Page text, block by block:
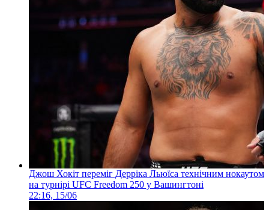
Джош Хокіт переміг Дерріка Льюїса технічним нокаутом
на турнірі UFC Freedom 250 у Вашингтоні
22:16, 15/06